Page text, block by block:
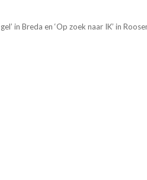
in Breda en ‘Op zoek naar IK’ in